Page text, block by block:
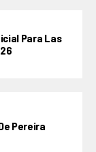
Para Las
Pereira